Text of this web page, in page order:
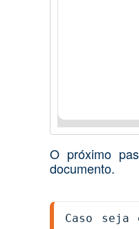
O próximo
documento.
Caso seja